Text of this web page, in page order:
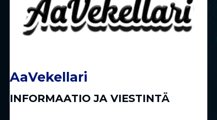
AaVekellari
INFORMAATIO JA VIESTINTÄ